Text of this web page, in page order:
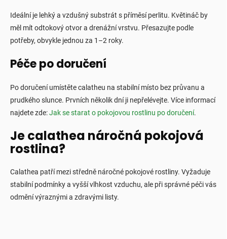
Ideální je lehký a vzdušný substrát s příměsí perlitu. Květináč by
měl mít odtokový otvor a drenážní vrstvu. Přesazujte podle
potřeby, obvykle jednou za 1–2 roky.
Péče po doručení
Po doručení umístěte calatheu na stabilní místo bez průvanu a
prudkého slunce. Prvních několik dní ji nepřelévejte. Více informací
najdete zde:Jak se starat o pokojovou rostlinu po doručení.
Je calathea náročná pokojová
rostlina?
Calathea patří mezi středně náročné pokojové rostliny. Vyžaduje
stabilní podmínky a vyšší vlhkost vzduchu, ale při správné péči vás
odmění výraznými a zdravými listy.